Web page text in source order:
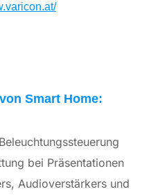
Smart Home:
bei Präsentationen
Audioverstärkers und